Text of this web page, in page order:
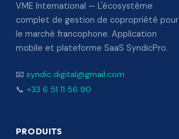
VME International — L'écosystème
complet de gestion de copropriété pour
le marché francophone. Application
mobile et plateforme SaaS SyndicPro.
📧 syndic.digital@gmail.com
📞 +33 6 51 11 56 90
PRODUITS